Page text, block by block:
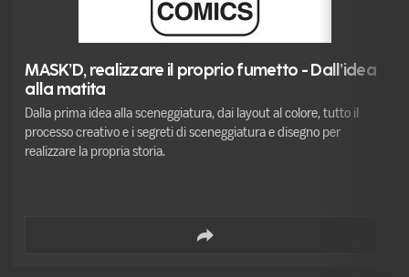
MASK’D, realizzare il proprio fumetto - Dall’idea
alla matita
Dalla prima idea alla sceneggiatura, dai layout al colore, tutto il
processo creativo e i segreti di sceneggiatura e disegno per
realizzare la propria storia.